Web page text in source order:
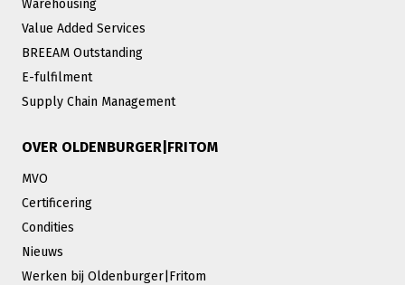
Warehousing
Value Added Services
BREEAM Outstanding
E-fulfilment
Supply Chain Management
OVER OLDENBURGER|FRITOM
MVO
Certificering
Condities
Nieuws
Werken bij Oldenburger|Fritom